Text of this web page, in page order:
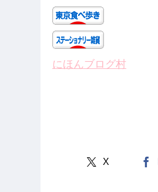
にほんブログ村
X